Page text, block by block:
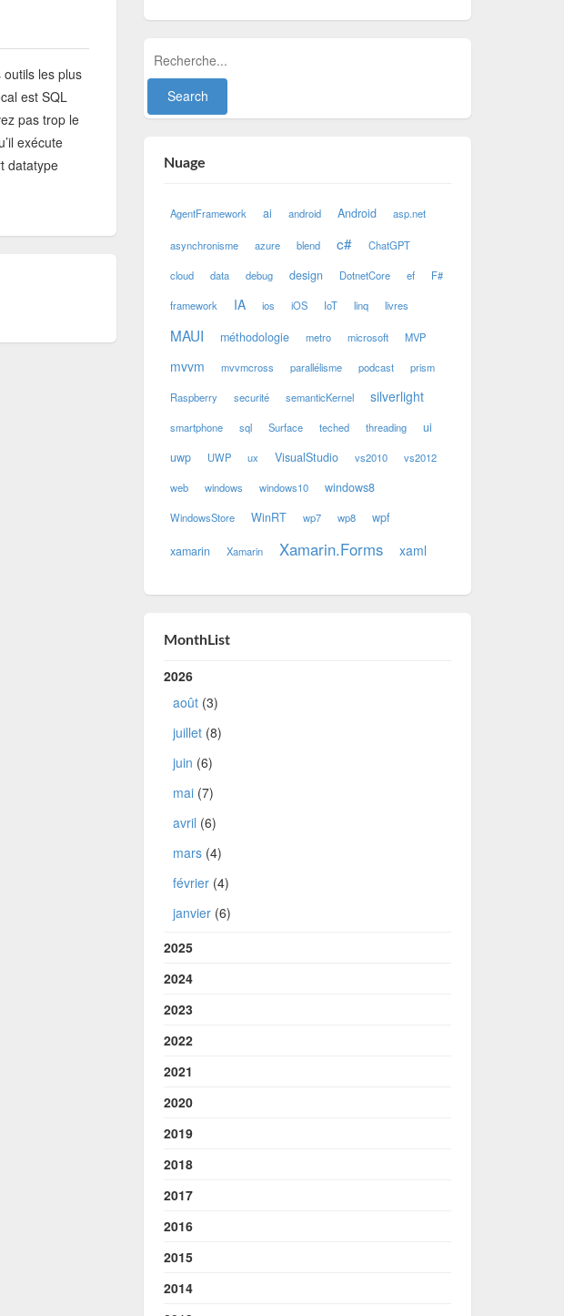
les plus
est SQL
pas trop le
exécute
datatype
Nuage
AgentFramework ai android Android asp.net
asynchronisme azure blend c# ChatGPT
cloud data debug design DotnetCore ef F#
framework IA ios iOS IoT linq livres
MAUI méthodologie metro microsoft MVP
mvvm mvvmcross parallélisme podcast prism
Raspberry securité semanticKernel silverlight
smartphone sql Surface teched threading
ui
uwp
UWP ux VisualStudio vs2010 vs2012
web windows windows10 windows8
WindowsStore WinRT wp7 wp8 wpf
xamarin Xamarin Xamarin.Forms xaml
MonthList
2026
août(3)
juillet(8)
juin (6)
mai(7)
avril (6)
mars(4)
février(4)
janvier(6)
2025
2024
2023
2022
2021
2020
2019
2018
2017
2016
2015
2014